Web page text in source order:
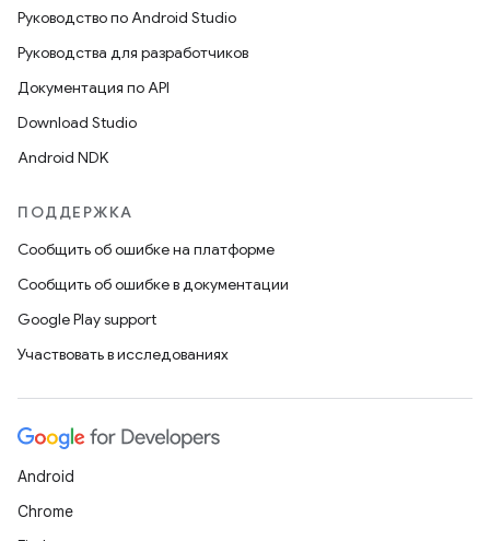
Руководство по Android Studio
Руководства для разработчиков
Документация по API
Download Studio
Android NDK
ПОДДЕРЖКА
Сообщить об ошибке на платформе
Сообщить об ошибке в документации
Google Play support
Участвовать в исследованиях
Android
Chrome